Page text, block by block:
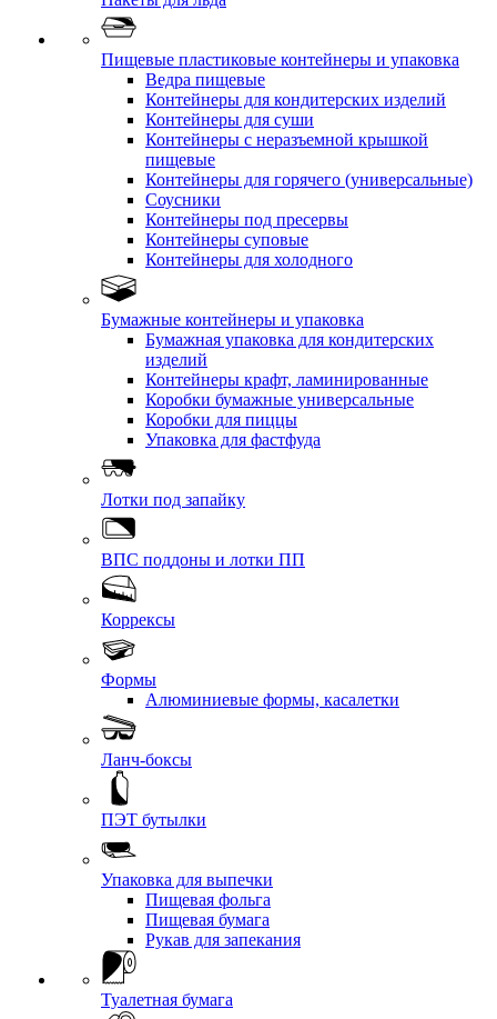
Пищевые пластиковые контейнеры и упаковка
Ведра пищевые
Контейнеры для кондитерских изделий
Контейнеры для суши
Контейнеры с неразъемной крышкой
пищевые
Контейнеры для горячего (универсальные)
Соусники
Контейнеры под пресервы
Контейнеры суповые
Контейнеры для холодного
Бумажные контейнеры и упаковка
Бумажная упаковка для кондитерских
изделий
Контейнеры крафт, ламинированные
Коробки бумажные универсальные
Коробки для пиццы
Упаковка для фастфуда
Лотки под запайку
ВПС поддоны и лотки ПП
Коррексы
Формы
Алюминиевые формы, касалетки
Ланч-боксы
ПЭТ бутылки
Упаковка для выпечки
Пищевая фольга
Пищевая бумага
Рукав для запекания
Туалетная бумага